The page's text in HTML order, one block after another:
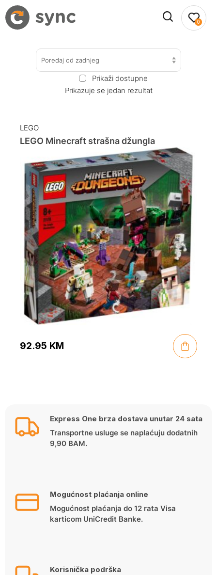
0
Poredaj od zadnjeg
Prikaži dostupne
Prikazuje se jedan rezultat
LEGO
LEGO Minecraft strašna džungla
92.95 KM
Express One brza dostava unutar 24 sata
Transportne usluge se naplaćuju dodatnih
9,90 BAM.
Mogućnost plaćanja online
Mogućnost plaćanja do 12 rata Visa
karticom UniCredit Banke.
Korisnička podrška